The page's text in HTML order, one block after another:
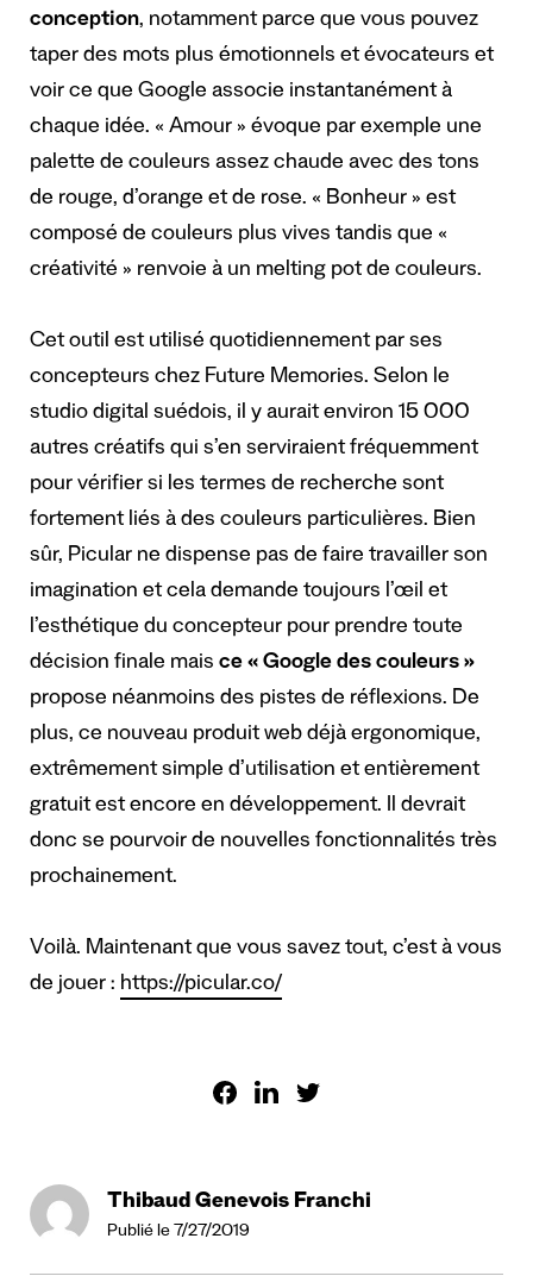
conception, notamment parce que vous pouvez
taper des mots plus émotionnels et évocateurs et
voir ce que Google associe instantanément à
chaque idée. « Amour » évoque par exemple une
palette de couleurs assez chaude avec des tons
de rouge, d’orange et de rose. « Bonheur » est
composé de couleurs plus vives tandis que «
créativité » renvoie à un melting pot de couleurs.
Cet outil est utilisé quotidiennement par ses
concepteurs chez Future Memories. Selon le
studio digital suédois, il y aurait environ 15 000
autres créatifs qui s’en serviraient fréquemment
pour vérifier si les termes de recherche sont
fortement liés à des couleurs particulières. Bien
sûr, Picular ne dispense pas de faire travailler son
imagination et cela demande toujours l’œil et
l’esthétique du concepteur pour prendre toute
décision finale mais ce « Google des couleurs »
propose néanmoins des pistes de réflexions. De
plus, ce nouveau produit web déjà ergonomique,
extrêmement simple d’utilisation et entièrement
gratuit est encore en développement. Il devrait
donc se pourvoir de nouvelles fonctionnalités très
prochainement.
Voilà. Maintenant que vous savez tout, c’est à vous
de jouer : https://picular.co/
Thibaud Genevois Franchi
Publié le 7/27/2019